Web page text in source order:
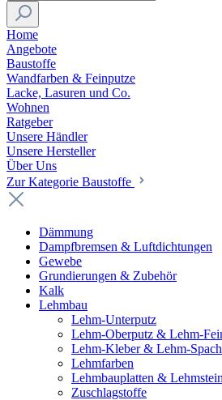
Home
Angebote
Baustoffe
Wandfarben & Feinputze
Lacke, Lasuren und Co.
Wohnen
Ratgeber
Unsere Händler
Unsere Hersteller
Über Uns
Zur Kategorie Baustoffe
Dämmung
Dampfbremsen & Luftdichtungen
Gewebe
Grundierungen & Zubehör
Kalk
Lehmbau
Lehm-Unterputz
Lehm-Oberputz & Lehm-
Lehm-Kleber & Lehm-
Lehmfarben
Lehmbauplatten &
Zuschlagstoffe